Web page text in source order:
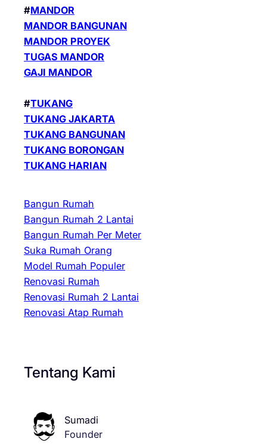
#MANDOR
MANDOR BANGUNAN
MANDOR PROYEK
TUGAS MANDOR
GAJI MANDOR
#TUKANG
TUKANG JAKARTA
TUKANG BANGUNAN
TUKANG BORONGAN
TUKANG HARIAN
Bangun Rumah
Bangun Rumah 2 Lantai
Bangun Rumah Per Meter
Suka Rumah Orang
Model Rumah Populer
Renovasi Rumah
Renovasi Rumah 2 Lantai
Renovasi Atap Rumah
Tentang Kami
Sumadi
Founder